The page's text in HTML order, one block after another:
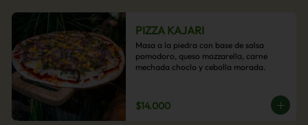
PIZZA KAJARI
Masa a la piedra con base de salsa
pomodoro, queso mozzarella, carne
mechada choclo y cebolla morada.
$14.000